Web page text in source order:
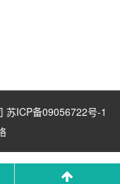
苏ICP备09056722号-1